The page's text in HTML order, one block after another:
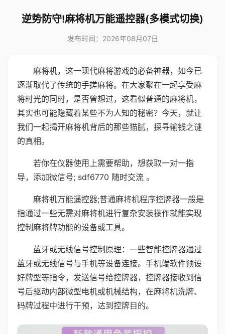
逆势防守!麻将机万能遥控器(多模式切换)
发布时间：2026年08月07日
麻将机，这一现代麻将游戏的必备神器，如今已
逐渐取代了传统的手搓麻将。在大家聚在一起享受麻
将时光的同时，是否曾想过，这看似普通的麻将机，
其实也可能隐藏着某些不为人知的秘密？今天，就让
我们一起揭开麻将机背后的那些猫腻，探寻输钱之谜
的真相。
若你在仪器使用上需要帮助，想获取一对一指
导，添加微信号; sdf6770 随时交流 。
麻将机万能遥控器;普通麻将机程序控牌器一般是
指通过一些无需对麻将机进行复杂安装操作就能实现
控制麻将牌功能的设备或工具。
蓝牙或无线信号控制原理：一些智能控牌器通过
蓝牙或无线信号与手机等设备连接。手机端软件预设
好牌型等指令，发送信号给控牌器，控牌器接收到信
号后驱动内部微型电机或机械结构，在麻将机洗牌、
码牌过程中进行干预，达到控牌目的。